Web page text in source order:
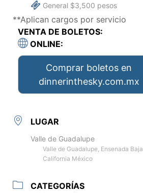
General $3,500 pesos
**Aplican cargos por servicio
VENTA DE BOLETOS:
ONLINE:
Comprar boletos en
dinnerinthesky.com.mx
LUGAR
Valle de Guadalupe
Valle de Guadalupe, Ensenada Baja
California México
CATEGORÍAS